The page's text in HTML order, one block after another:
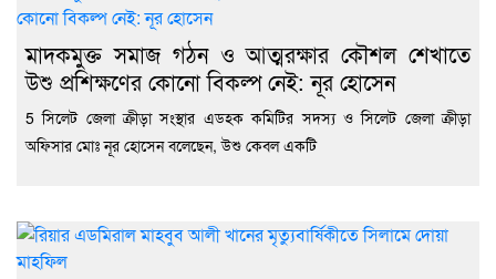
মাদকমুক্ত সমাজ গঠন ও আত্মরক্ষার কৌশল শেখাতে
উশু প্রশিক্ষণের কোনো বিকল্প নেই: নূর হোসেন
5 সিলেট জেলা ক্রীড়া সংস্থার এডহক কমিটির সদস্য ও সিলেট জেলা ক্রীড়া
অফিসার মোঃ নূর হোসেন বলেছেন, উশু কেবল একটি